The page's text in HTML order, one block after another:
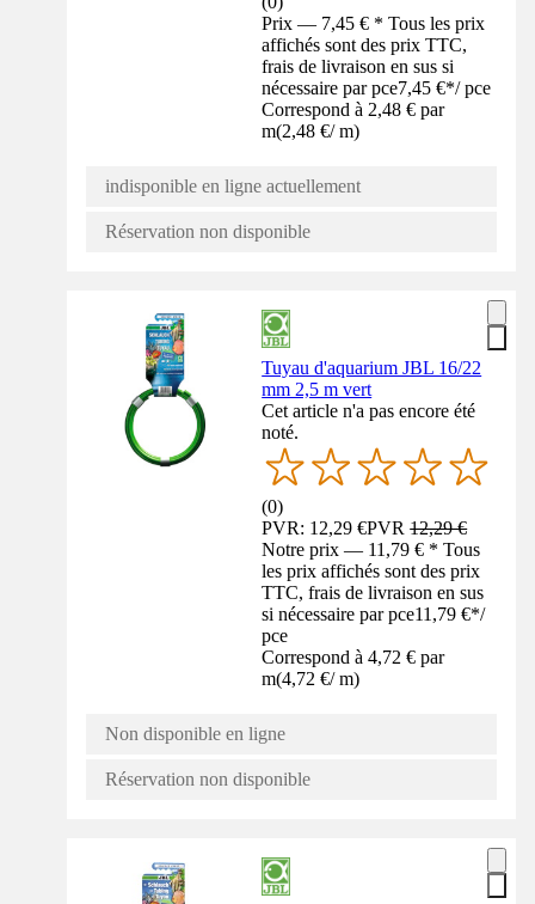
Prix — 7,45 € * Tous les prix
affichés sont des prix TTC,
frais de livraison en sus si
nécessaire par pce7,45 €*/ pce
Correspond à 2,48 € par
m(2,48 €/ m)
indisponible en ligne actuellement
Réservation non disponible
Tuyau d'aquarium JBL 16/22
mm 2,5 m vert
Cet article n'a pas encore été
noté.
(0)
PVR: 12,29 €PVR12,29 €
Notre prix — 11,79 € * Tous
les prix affichés sont des prix
TTC, frais de livraison en sus
si nécessaire par pce11,79 €*/
pce
Correspond à 4,72 € par
m(4,72 €/ m)
Non disponible en ligne
Réservation non disponible